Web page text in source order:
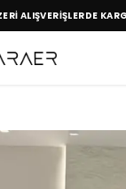
ALIŞVERİŞLERDE